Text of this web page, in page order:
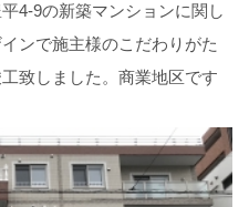
4-9の新築マンションに関し
ンで施主様のこだわりがた
致しました。商業地区です